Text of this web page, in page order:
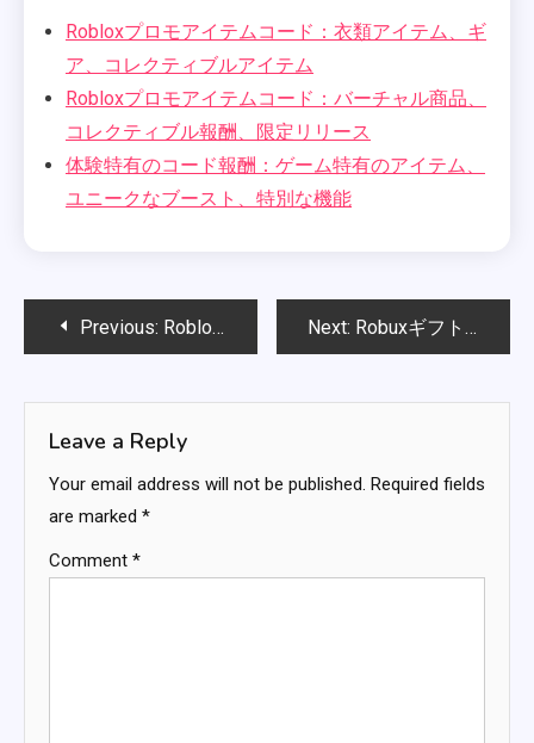
Robloxプロモアイテムコード：衣類アイテム、ギ
ア、コレクティブルアイテム
Robloxプロモアイテムコード：バーチャル商品、
コレクティブル報酬、限定リリース
体験特有のコード報酬：ゲーム特有のアイテム、
ユニークなブースト、特別な機能
PostPrevious: Robloxプロモアイテムコード：衣類アイテム、ギア、コレクティブルアイテム Next: Robuxギフトカードボーナス：ボーナスアクセサリー、期間限定アイテム、ユニークな報酬
Leave a Reply
Your email address will not be published. Required fields
are marked *
Comment *